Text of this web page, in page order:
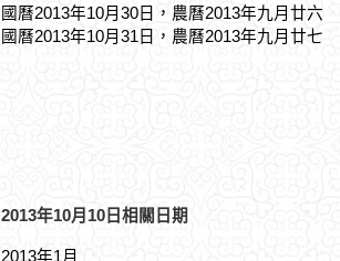
國曆2013年10月30日，農曆2013年九月廿六
國曆2013年10月31日，農曆2013年九月廿七
2013年10月10日相關日期
2013年1月